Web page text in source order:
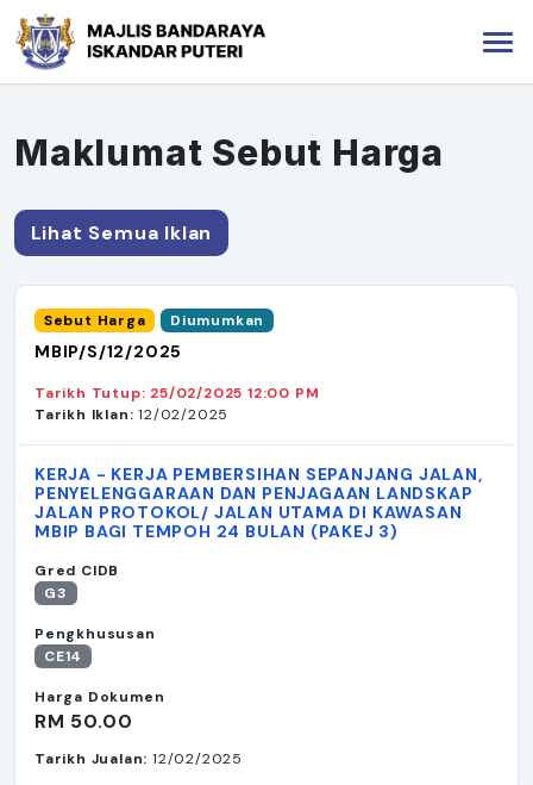
Maklumat Sebut Harga
Lihat Semua Iklan
Sebut Harga Diumumkan
MBIP/S/12/2025
Tarikh Tutup: 25/02/2025 12:00 PM
Tarikh Iklan: 12/02/2025
KERJA - KERJA PEMBERSIHAN SEPANJANG JALAN,
PENYELENGGARAAN DAN PENJAGAAN LANDSKAP
JALAN PROTOKOL/ JALAN UTAMA DI KAWASAN
MBIP BAGI TEMPOH 24 BULAN (PAKEJ 3)
Gred CIDB
G3
Pengkhususan
CE14
Harga Dokumen
RM 50.00
Tarikh Jualan: 12/02/2025